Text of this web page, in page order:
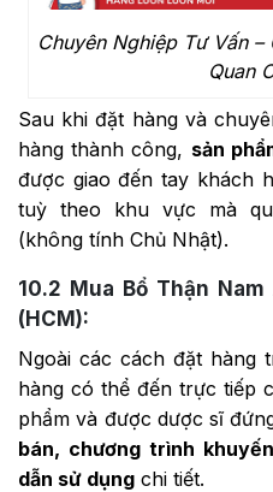
Chuyên Nghiệp Tư Vấn
Quan
Sau khi đặt hàng và
hàng thành công, sản
được giao đến tay khách
tuỳ theo khu vực mà
(không tính Chủ Nhật).
10.2 Mua Bổ Thận
(HCM):
Ngoài các cách đặt hàng
hàng có thể đến trực tiếp
phẩm và được dược sĩ
bán, chương trình
dẫn sử dụng chi tiết.